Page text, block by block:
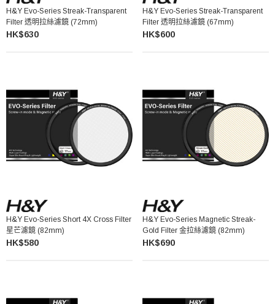
H&Y Evo-Series Streak-Transparent
Filter 透明拉絲濾鏡 (72mm)
HK$630
H&Y Evo-Series Streak-Transparent
Filter 透明拉絲濾鏡 (67mm)
HK$600
H&Y Evo-Series Short 4X Cross Filter
星芒濾鏡 (82mm)
HK$580
H&Y Evo-Series Magnetic Streak-
Gold Filter 金拉絲濾鏡 (82mm)
HK$690